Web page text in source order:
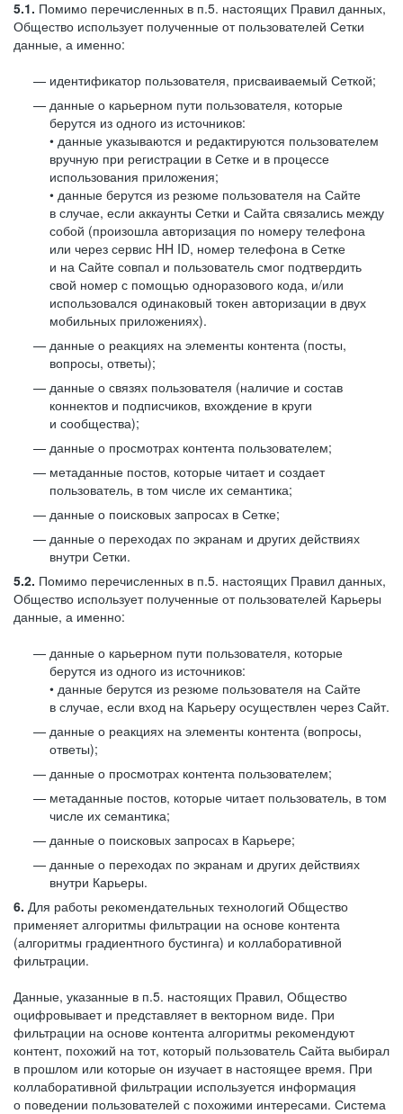
5.1. Помимо перечисленных в п.5. настоящих Правил данных,
Общество использует полученные от пользователей Сетки
данные, а именно:
идентификатор пользователя, присваиваемый Сеткой;
данные о карьерном пути пользователя, которые
берутся из одного из источников:
• данные указываются и редактируются пользователем
вручную при регистрации в Сетке и в процессе
использования приложения;
• данные берутся из резюме пользователя на Сайте
в случае, если аккаунты Сетки и Сайта связались между
собой (произошла авторизация по номеру телефона
или через сервис HH ID, номер телефона в Сетке
и на Сайте совпал и пользователь смог подтвердить
свой номер с помощью одноразового кода, и/или
использовался одинаковый токен авторизации в двух
мобильных приложениях).
данные о реакциях на элементы контента (посты,
вопросы, ответы);
данные о связях пользователя (наличие и состав
коннектов и подписчиков, вхождение в круги
и сообщества);
данные о просмотрах контента пользователем;
метаданные постов, которые читает и создает
пользователь, в том числе их семантика;
данные о поисковых запросах в Сетке;
данные о переходах по экранам и других действиях
внутри Сетки.
5.2. Помимо перечисленных в п.5. настоящих Правил данных,
Общество использует полученные от пользователей Карьеры
данные, а именно:
данные о карьерном пути пользователя, которые
берутся из одного из источников:
• данные берутся из резюме пользователя на Сайте
в случае, если вход на Карьеру осуществлен через Сайт.
данные о реакциях на элементы контента (вопросы,
ответы);
данные о просмотрах контента пользователем;
метаданные постов, которые читает пользователь, в том
числе их семантика;
данные о поисковых запросах в Карьере;
данные о переходах по экранам и других действиях
внутри Карьеры.
6. Для работы рекомендательных технологий Общество
применяет алгоритмы фильтрации на основе контента
(алгоритмы градиентного бустинга) и коллаборативной
фильтрации.
Данные, указанные в п.5. настоящих Правил, Общество
оцифровывает и представляет в векторном виде. При
фильтрации на основе контента алгоритмы рекомендуют
контент, похожий на тот, который пользователь Сайта выбирал
в прошлом или которые он изучает в настоящее время. При
коллаборативной фильтрации используется информация
о поведении пользователей с похожими интересами. Система